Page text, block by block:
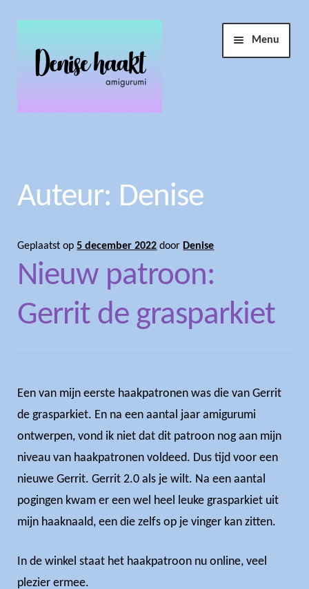
door
naar
naar
Menu
Info
Auteur: Denise
Geplaatst op5 december 2022 door Denise
Nieuw patroon:
Gerrit de grasparkiet
Een van mijn eerste haakpatronen was die van Gerrit
de grasparkiet. En na een aantal jaar amigurumi
ontwerpen, vond ik niet dat dit patroon nog aan mijn
niveau van haakpatronen voldeed. Dus tijd voor een
nieuwe Gerrit. Gerrit 2.0 als je wilt. Na een aantal
pogingen kwam er een wel heel leuke grasparkiet uit
mijn haaknaald, een die zelfs op je vinger kan zitten.
In de winkel staat het haakpatroon nu online, veel
plezier ermee.